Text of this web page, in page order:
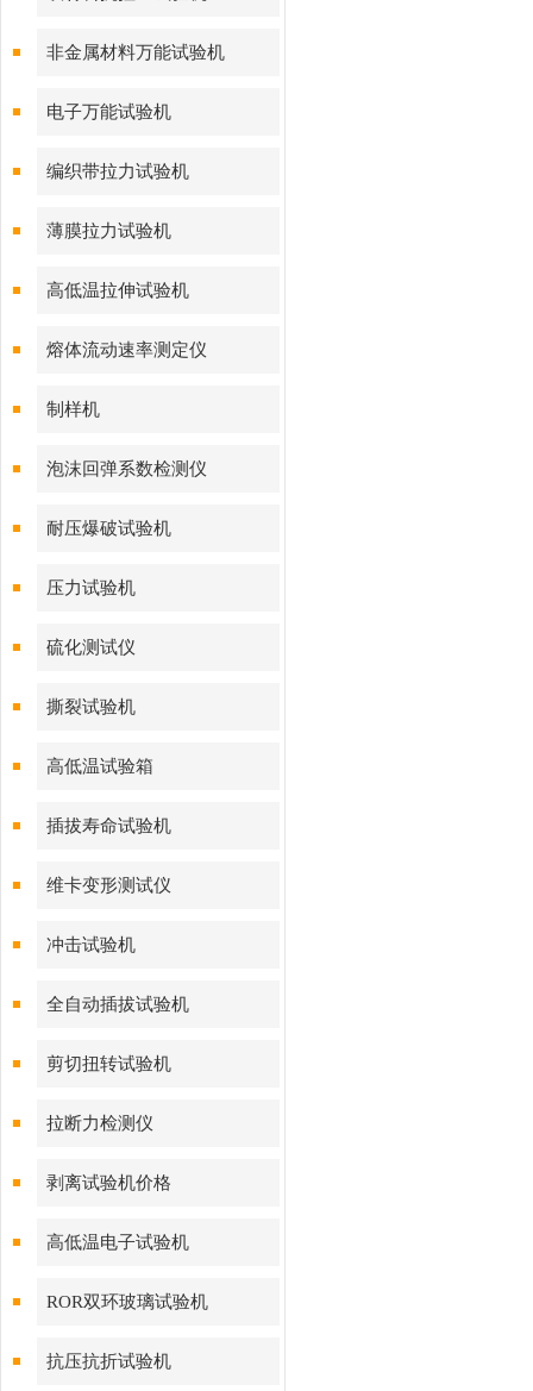
非金属材料万能试验机
电子万能试验机
编织带拉力试验机
薄膜拉力试验机
高低温拉伸试验机
熔体流动速率测定仪
制样机
泡沫回弹系数检测仪
耐压爆破试验机
压力试验机
硫化测试仪
撕裂试验机
高低温试验箱
插拔寿命试验机
维卡变形测试仪
冲击试验机
全自动插拔试验机
剪切扭转试验机
拉断力检测仪
剥离试验机价格
高低温电子试验机
ROR双环玻璃试验机
抗压抗折试验机